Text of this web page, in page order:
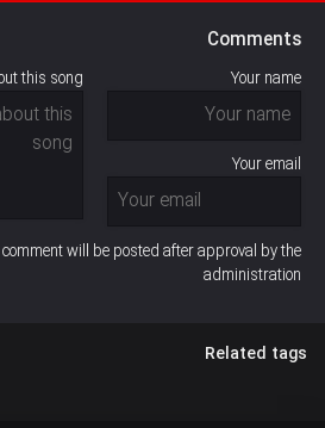
Comments
Your name
Your email
this song
comment will be posted after approval by the
administration
Related tags